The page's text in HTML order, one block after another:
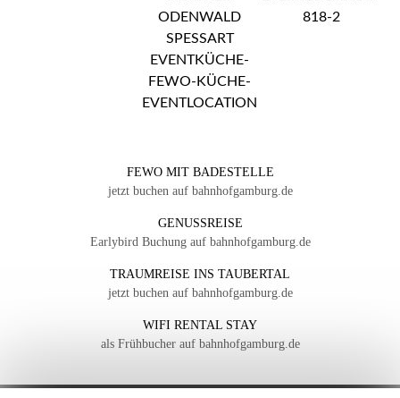
FEWO MIT BADESTELLE
jetzt buchen auf bahnhofgamburg.de
GENUSSREISE
Earlybird Buchung auf bahnhofgamburg.de
TRAUMREISE INS TAUBERTAL
jetzt buchen auf bahnhofgamburg.de
WIFI RENTAL STAY
als Frühbucher auf bahnhofgamburg.de